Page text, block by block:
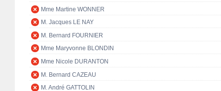
Mme Martine WONNER
M. Jacques LE NAY
M. Bernard FOURNIER
Mme Maryvonne BLONDIN
Mme Nicole DURANTON
M. Bernard CAZEAU
M. André GATTOLIN